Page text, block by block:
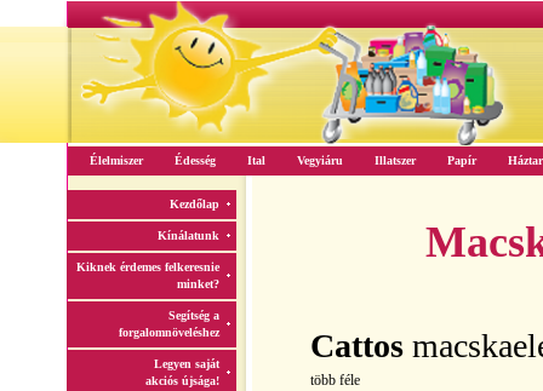
Élelmiszer Édesség Ital Vegyiáru Illatszer Papír
Kezdőlap
Kínálatunk
Kiknek érdemes felkeresnie
minket?
Segítség a
forgalomnöveléshez
Legyen saját
akciós újsága!
Cattos
több féle